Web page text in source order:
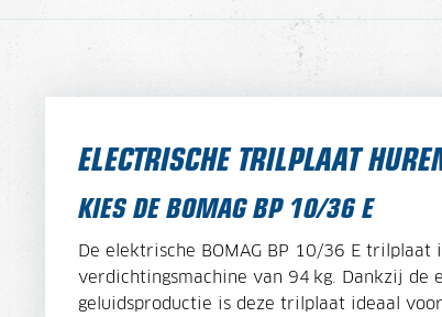
ELECTRISCHE TRILPLAAT
KIES DE BOMAG BP 10/36 E
De elektrische BOMAG BP 10/36 E
verdichtingsmachine van 94 kg. Dankzij de
geluidsproductie is deze trilplaat ideaal